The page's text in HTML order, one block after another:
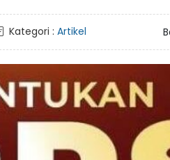
Kategori : Artikel